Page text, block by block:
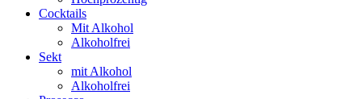
Cocktails
Mit Alkohol
Alkoholfrei
Sekt
mit Alkohol
Alkoholfrei